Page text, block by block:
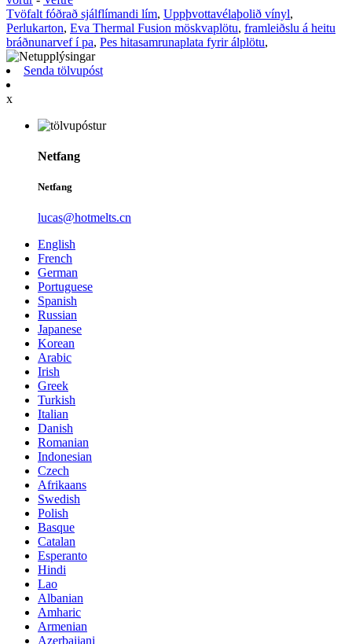
Tvöfalt fóðrað sjálflímandi lím, Uppþvottavélaþolið vínyl,
Perlukarton, Eva Thermal Fusion möskvaplötu, framleiðslu á heitu
bráðnunarvef í pa, Pes hitasamrunaplata fyrir álplötu,
Senda tölvupóst
x
Netfang
Netfang
lucas@hotmelts.cn
English
French
German
Portuguese
Spanish
Russian
Japanese
Korean
Arabic
Irish
Greek
Turkish
Italian
Danish
Romanian
Indonesian
Czech
Afrikaans
Swedish
Polish
Basque
Catalan
Esperanto
Hindi
Lao
Albanian
Amharic
Armenian
Azerbaijani